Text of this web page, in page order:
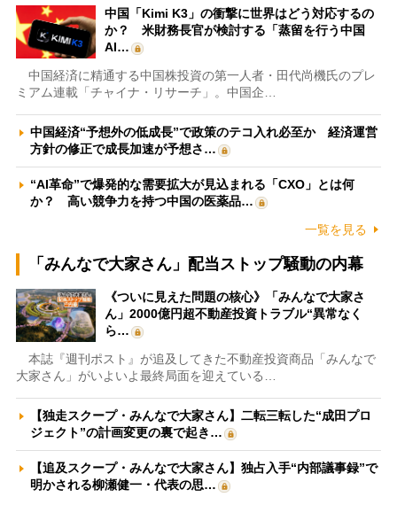
中国「Kimi K3」の衝撃に世界はどう対応するの
か？ 米財務長官が検討する「蒸留を行う中国
AI…
中国経済に精通する中国株投資の第一人者・田代尚機氏のプレ
ミアム連載「チャイナ・リサーチ」。中国企…
中国経済“予想外の低成長”で政策のテコ入れ必至か 経済運営
方針の修正で成長加速が予想さ…
“AI革命”で爆発的な需要拡大が見込まれる「CXO」とは何
か？ 高い競争力を持つ中国の医薬品…
一覧を見る
「みんなで大家さん」配当ストップ騒動の内幕
《ついに見えた問題の核心》「みんなで大家さ
ん」2000億円超不動産投資トラブル“異常なく
ら…
本誌『週刊ポスト』が追及してきた不動産投資商品「みんなで
大家さん」がいよいよ最終局面を迎えている…
【独走スクープ・みんなで大家さん】二転三転した“成田プロ
ジェクト”の計画変更の裏で起き…
【追及スクープ・みんなで大家さん】独占入手“内部議事録”で
明かされる柳瀬健一・代表の思…